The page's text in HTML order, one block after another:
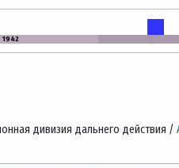
1942
дивизия дальнего действия /